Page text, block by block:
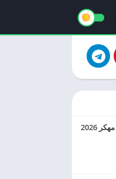
تحميل برنامج SnapEdit مهكر 2026